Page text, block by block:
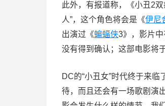
此外，有报道称，《小丑2
人”，这个角色将会是《伊尼
出演过《蝙蝠侠3》，影片
没有得到确认；这部电影将
DC的“小丑女”时代终于来
待，而且还会有一场歌剧演